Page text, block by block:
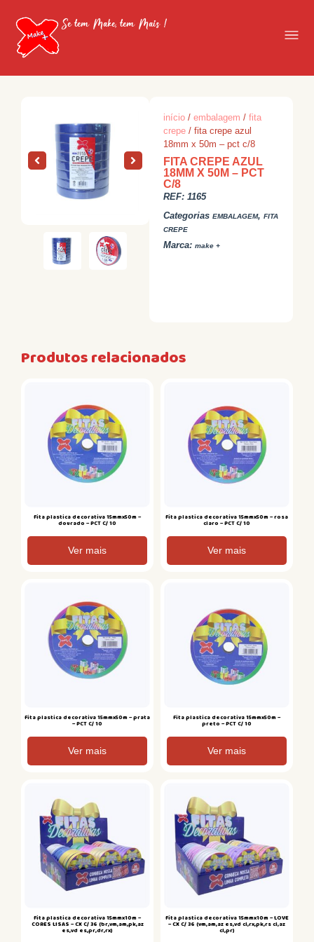
Se tem Make, tem Mais !
início /embalagem /fita
crepe / fita crepe azul
18mm x 50m – pct c/8
FITA CREPE AZUL
18MM X 50M – PCT
C/8
REF:1165
Categorias EMBALAGEM,FITA
CREPE
Marca:make +
Produtos relacionados
Fita plastica decorativa 15mmx50m –
dourado – PCT C/ 10
Ver mais
Fita plastica decorativa 15mmx50m – rosa
claro – PCT C/ 10
Ver mais
Fita plastica decorativa 15mmx50m – prata
– PCT C/ 10
Ver mais
Fita plastica decorativa 15mmx50m –
preto – PCT C/ 10
Ver mais
Fita plastica decorativa 15mmx10m –
CORES LISAS – CX C/ 36 (br,vm,am,pk,az
es,vd es,pr,dr,rx)
Fita plastica decorativa 15mmx10m – LOVE
– CX C/ 36 (vm,am,az es,vd cl,rx,pk,rs cl,az
cl,pr)